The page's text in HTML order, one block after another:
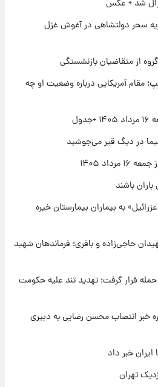
محبی و سرگیف با اعداد ویژه
۱۵ مرداد ۱۴۰۵ +جدول
و سکه امروز پنجشنبه ۱۵ مرداد ۱۴۰۵
جدید کالابرگ برای سه دهک؛ جزئیات اعلام
شد + عکس
سحر دولتشاهی در آغوش غزل
آمریکایی درباره وضعیت او چه
در دیگ قیر می‌جوشید
۱۴۰۵
باشند
به بیماران بیمارستان خیره
حاجی‌زاده و باقری؛ فرماندهان شهید
قرار گرفت؛ تهدید تند علیه حکومت
خبر انتصاب محسن رضایی به دبیری
خبر داد
تهران